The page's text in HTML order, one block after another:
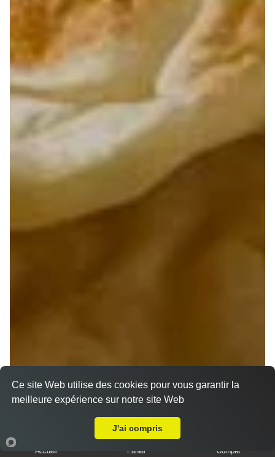
Accueil Panier Compte
Ce site Web utilise des cookies pour vous garantir la
meilleure expérience sur notre site Web
J'ai compris